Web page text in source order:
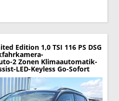
drucken
Edition 1,0 TSI 116 PS DSG
2 Zonen Klimaautomatik-
LED-Keyless Go-Sofort